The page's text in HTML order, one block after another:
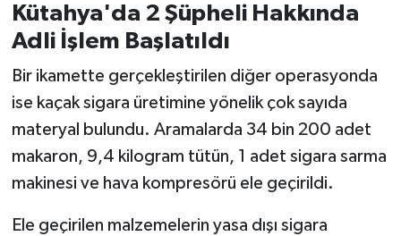
Kütahya'da 2 Şüpheli Hakkında
Adli İşlem Başlatıldı
Bir ikamette gerçekleştirilen diğer operasyonda
ise kaçak sigara üretimine yönelik çok sayıda
materyal bulundu. Aramalarda 34 bin 200 adet
makaron, 9,4 kilogram tütün, 1 adet sigara sarma
makinesi ve hava kompresörü ele geçirildi.
Ele geçirilen malzemelerin yasa dışı sigara